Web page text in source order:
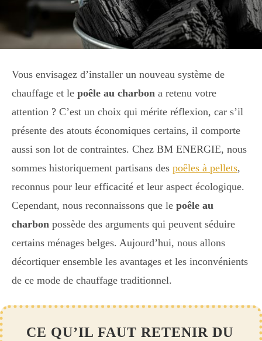
Vous envisagez d’installer un nouveau système de
chauffage et le poêle au charbon a retenu votre
attention ? C’est un choix qui mérite réflexion, car s’il
présente des atouts économiques certains, il comporte
aussi son lot de contraintes. Chez BM ENERGIE, nous
sommes historiquement partisans des poêles à pellets,
reconnus pour leur efficacité et leur aspect écologique.
Cependant, nous reconnaissons que le poêle au
charbon possède des arguments qui peuvent séduire
certains ménages belges. Aujourd’hui, nous allons
décortiquer ensemble les avantages et les inconvénients
de ce mode de chauffage traditionnel.
CE QU’IL FAUT RETENIR DU